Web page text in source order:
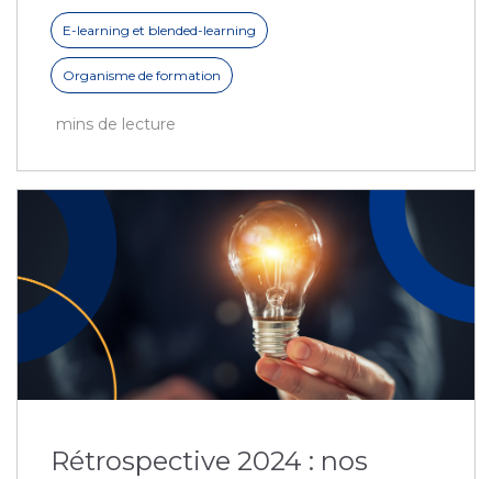
E-learning et blended-learning
Organisme de formation
mins de lecture
Rétrospective 2024 : nos